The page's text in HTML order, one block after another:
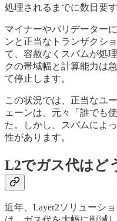
処理されるまでに数日要
マイナーやバリデーター
ンと正当なトランザクシ
て、容赦なくスパムが処
クの帯域幅と計算能力は
て停止します。
この状況では、正当なユ
ェーンは、元々「誰でも
た。しかし、スパムによ
性があります。
L2でガス代はど
近年、Layer2ソリューショ